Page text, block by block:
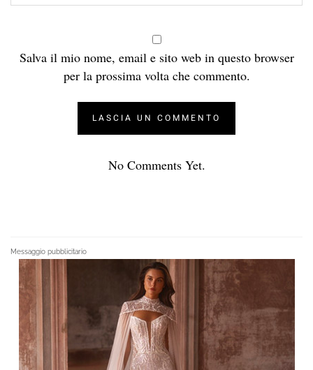
Salva il mio nome, email e sito web in questo browser
per la prossima volta che commento.
No Comments Yet.
Messaggio pubblicitario